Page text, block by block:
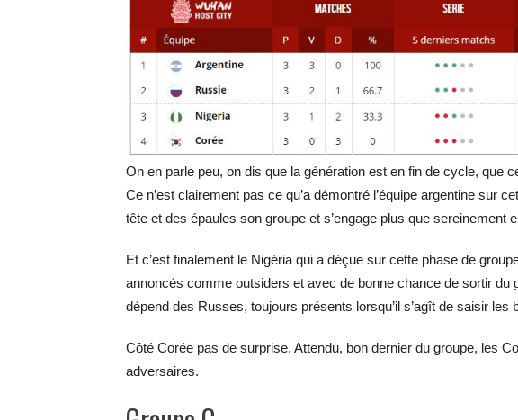
On en parle peu, on dis que la génération est en fin de cycle, que
Ce n’est clairement pas ce qu’a démontré l’équipe argentine sur
tête et des épaules son groupe et s’engage plus que sereinement
Et c’est finalement le Nigéria qui a déçue sur cette phase de
annoncés comme outsiders et avec de bonne chance de sortir du
dépend des Russes, toujours présents lorsqu’il s’agît de saisir les
Côté Corée pas de surprise. Attendu, bon dernier du groupe, les
adversaires.